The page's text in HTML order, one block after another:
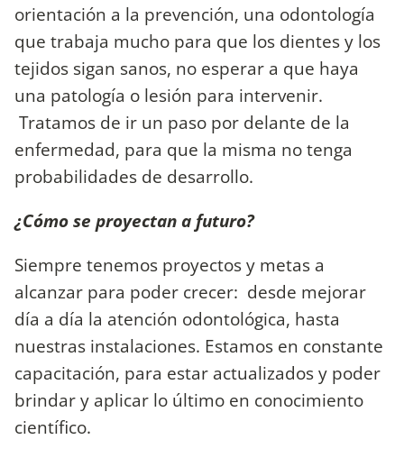
orientación a la prevención, una odontología
que trabaja mucho para que los dientes y los
tejidos sigan sanos, no esperar a que haya
una patología o lesión para intervenir.
Tratamos de ir un paso por delante de la
enfermedad, para que la misma no tenga
probabilidades de desarrollo.
¿Cómo se proyectan a futuro?
Siempre tenemos proyectos y metas a
alcanzar para poder crecer: desde mejorar
día a día la atención odontológica, hasta
nuestras instalaciones. Estamos en constante
capacitación, para estar actualizados y poder
brindar y aplicar lo último en conocimiento
científico.